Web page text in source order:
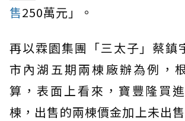
售250萬元」。
再以霖園集團「三太子」蔡鎮
市內湖五期兩棟廠辦為例，
算，表面上看來，寶豐隆買
棟，出售的兩棟價金加上未出